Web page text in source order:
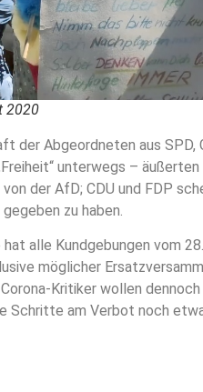
2020
der Abgeordneten aus SPD,
unterwegs –
der AfD; CDU und FDP
zu haben.
alle Kundgebungen vom
möglicher
Kritiker wollen
Schritte am Verbot noch